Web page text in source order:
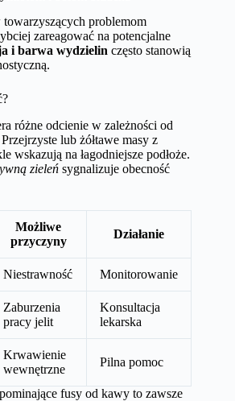
problemom
zareagować na potencjalne
i barwa wydzielin często stanowią
różne odcienie w zależności od
lub żółtawe masy z
wskazują na łagodniejsze podłoże.
zieleń sygnalizuje obecność
Możliwe
przyczyny
Działanie
Niestrawność Monitorowanie
Zaburzenia
pracy jelit
Konsultacja
lekarska
Krwawienie
wewnętrzne
Pilna pomoc
fusy od kawy to zawsze